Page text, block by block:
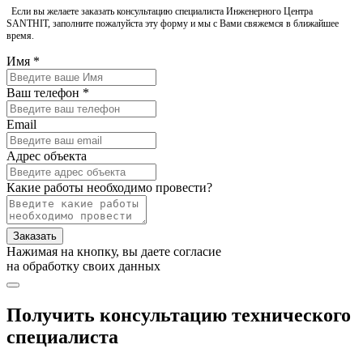
Если вы желаете заказать консультацию специалиста Инженерного Центра
SANTHIT, заполните пожалуйста эту форму и мы с Вами свяжемся в ближайшее
время.
Имя *
Ваш телефон *
Email
Адрес объекта
Какие работы необходимо провести?
Заказать
Нажимая на кнопку, вы даете согласие
на обработку своих данных
Получить консультацию технического
специалиста